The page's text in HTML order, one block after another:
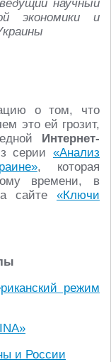
научный
экономики и
о том, что
это ей грозит,
Интернет-
серии «Анализ
, которая
времени, в
сайте «Ключи
режим
и России